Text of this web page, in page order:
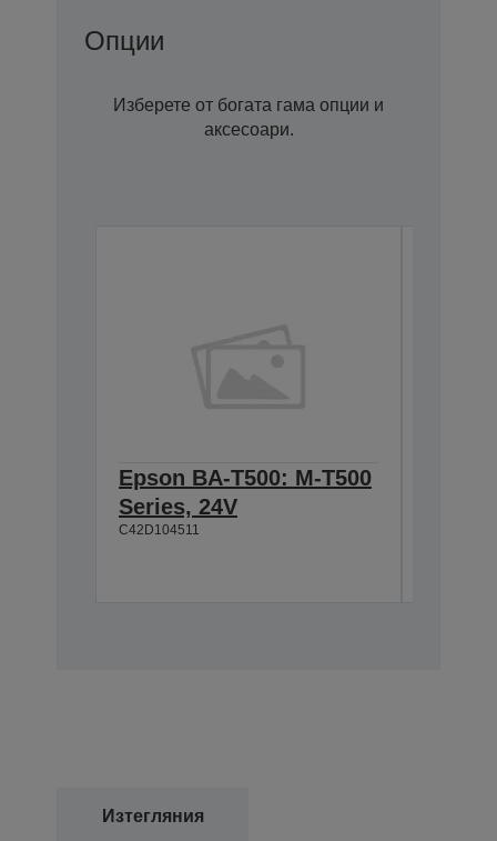
Опции
Изберете от богата гама опции и
аксесоари.
Epson BA-T500: M-T500
Series, 24V
C42D104511
Изтегляния